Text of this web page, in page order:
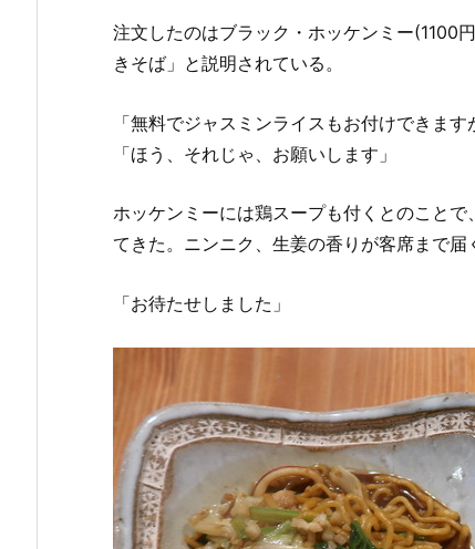
注文したのはブラック・ホッケンミー(1100
きそば」と説明されている。
「無料でジャスミンライスもお付けできます
「ほう、それじゃ、お願いします」
ホッケンミーには鶏スープも付くとのこと
てきた。ニンニク、生姜の香りが客席まで届
「お待たせしました」